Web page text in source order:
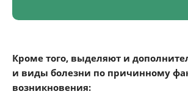
Кроме того, выделяют и
и виды болезни по причинному
возникновения: